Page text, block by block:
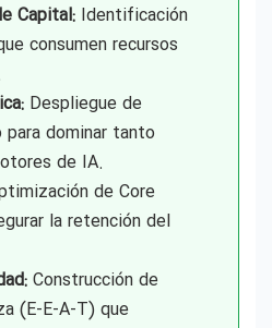
Capital: Identificación
consumen recursos
Despliegue de
dominar tanto
de IA.
de Core
la retención del
Construcción de
(E-E-A-T) que